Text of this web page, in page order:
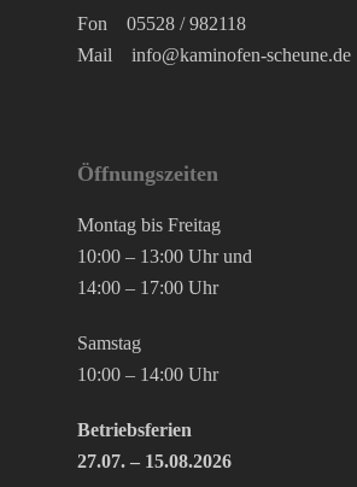
Fon 05528 / 982118
Mail info@kaminofen-scheune.de
Öffnungszeiten
Montag bis Freitag
10:00 – 13:00 Uhr und
14:00 – 17:00 Uhr
Samstag
10:00 – 14:00 Uhr
Betriebsferien
27.07. – 15.08.2026